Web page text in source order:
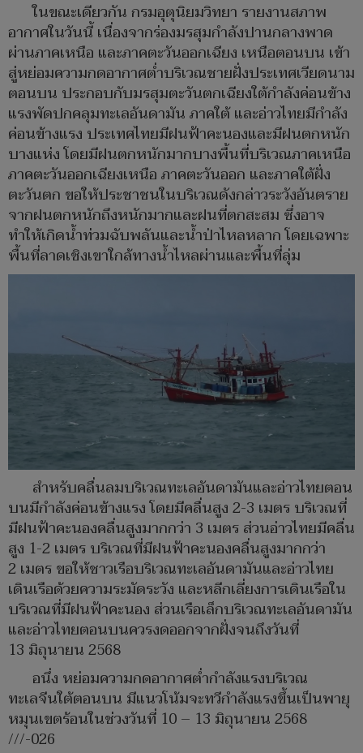
ในขณะเดียวกัน กรมอุตุนิยมวิทยา รายงานสภาพ
อากาศในวันนี้ เนื่องจากร่องมรสุมกำลังปานกลางพาด
ผ่านภาคเหนือ และภาคตะวันออกเฉียง เหนือตอนบน เข้า
สู่หย่อมความกดอากาศต่ำบริเวณชายฝั่งประเทศเวียดนาม
ตอนบน ประกอบกับมรสุมตะวันตกเฉียงใต้กำลังค่อนข้าง
แรงพัดปกคลุมทะเลอันดามัน ภาคใต้ และอ่าวไทยมีกำลัง
ค่อนข้างแรง ประเทศไทยมีฝนฟ้าคะนองและมีฝนตกหนัก
บางแห่ง โดยมีฝนตกหนักมากบางพื้นที่บริเวณภาคเหนือ
ภาคตะวันออกเฉียงเหนือ ภาคตะวันออก และภาคใต้ฝั่ง
ตะวันตก ขอให้ประชาชนในบริเวณดังกล่าวระวังอันตราย
จากฝนตกหนักถึงหนักมากและฝนที่ตกสะสม ซึ่งอาจ
ทำให้เกิดน้ำท่วมฉับพลันและน้ำป่าไหลหลาก โดยเฉพาะ
พื้นที่ลาดเชิงเขาใกล้ทางน้ำไหลผ่านและพื้นที่ลุ่ม
สำหรับคลื่นลมบริเวณทะเลอันดามันและอ่าวไทยตอน
บนมีกำลังค่อนข้างแรง โดยมีคลื่นสูง 2-3 เมตร บริเวณที่
มีฝนฟ้าคะนองคลื่นสูงมากกว่า 3 เมตร ส่วนอ่าวไทยมีคลื่น
สูง 1-2 เมตร บริเวณที่มีฝนฟ้าคะนองคลื่นสูงมากกว่า
2 เมตร ขอให้ชาวเรือบริเวณทะเลอันดามันและอ่าวไทย
เดินเรือด้วยความระมัดระวัง และหลีกเลี่ยงการเดินเรือใน
บริเวณที่มีฝนฟ้าคะนอง ส่วนเรือเล็กบริเวณทะเลอันดามัน
และอ่าวไทยตอนบนควรงดออกจากฝั่งจนถึงวันที่
13 มิถุนายน 2568
อนึ่ง หย่อมความกดอากาศต่ำกำลังแรงบริเวณ
ทะเลจีนใต้ตอนบน มีแนวโน้มจะทวีกำลังแรงขึ้นเป็นพายุ
หมุนเขตร้อนในช่วงวันที่ 10 – 13 มิถุนายน 2568
///-026